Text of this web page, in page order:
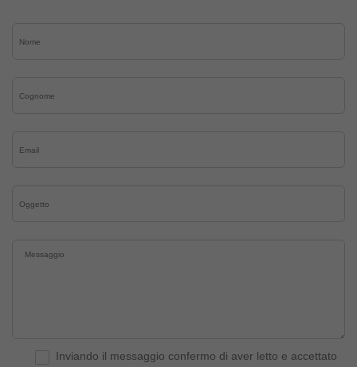
Inviando il messaggio confermo di aver letto e accettato